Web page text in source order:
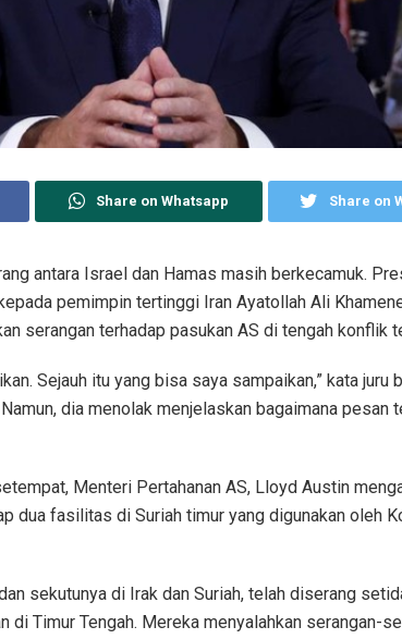
Share on Whatsapp Share on
antara Israel dan Hamas masih berkecamuk.
pemimpin tertinggi Iran Ayatollah Ali
serangan terhadap pasukan AS di tengah konflik
Sejauh itu yang bisa saya sampaikan,” kata juru
dia menolak menjelaskan bagaimana pesan
Menteri Pertahanan AS, Lloyd Austin
dua fasilitas di Suriah timur yang digunakan oleh
sekutunya di Irak dan Suriah, telah diserang
di Timur Tengah. Mereka menyalahkan serangan-